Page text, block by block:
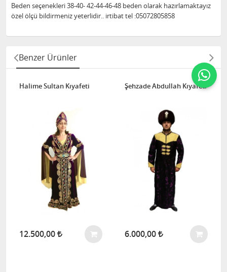
Beden seçenekleri 38-40- 42-44-46-48 beden olarak hazırlamaktayız
özel ölçü bildirmeniz yeterlidir.. irtibat tel :05072805858
Benzer Ürünler
Halime Sultan Kıyafeti
12.500,00
Şehzade Abdullah Kıyafeti
6.000,00